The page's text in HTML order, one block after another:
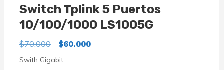
Switch Tplink 5 Puertos
10/100/1000 LS1005G
$70.000
El
precio
$60.000El
Swith Gigabit